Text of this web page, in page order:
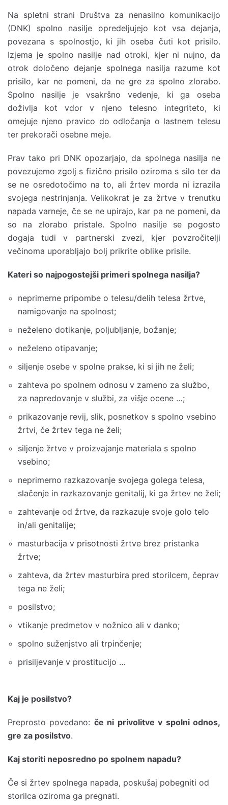
Na spletni strani Društva za nenasilno komunikacijo
(DNK) spolno nasilje opredeljujejo kot vsa dejanja,
povezana s spolnostjo, ki jih oseba čuti kot prisilo.
Izjema je spolno nasilje nad otroki, kjer ni nujno, da
otrok določeno dejanje spolnega nasilja razume kot
prisilo, kar ne pomeni, da ne gre za spolno zlorabo.
Spolno nasilje je vsakršno vedenje, ki ga oseba
doživlja kot vdor v njeno telesno integriteto, ki
omejuje njeno pravico do odločanja o lastnem telesu
ter prekorači osebne meje.
Prav tako pri DNK opozarjajo, da spolnega nasilja ne
povezujemo zgolj s fizično prisilo oziroma s silo ter da
se ne osredotočimo na to, ali žrtev morda ni izrazila
svojega nestrinjanja. Velikokrat je za žrtve v trenutku
napada varneje, če se ne upirajo, kar pa ne pomeni, da
so na zlorabo pristale. Spolno nasilje se pogosto
dogaja tudi v partnerski zvezi, kjer povzročitelji
večinoma uporabljajo bolj prikrite oblike prisile.
Kateri so najpogostejši primeri spolnega nasilja?
neprimerne pripombe o telesu/delih telesa žrtve,
namigovanje na spolnost;
neželeno dotikanje, poljubljanje, božanje;
neželeno otipavanje;
siljenje osebe v spolne prakse, ki si jih ne želi;
zahteva po spolnem odnosu v zameno za službo,
za napredovanje v službi, za višje ocene …;
prikazovanje revij, slik, posnetkov s spolno vsebino
žrtvi, če žrtev tega ne želi;
siljenje žrtve v proizvajanje materiala s spolno
vsebino;
neprimerno razkazovanje svojega golega telesa,
slačenje in razkazovanje genitalij, ki ga žrtev ne želi;
zahtevanje od žrtve, da razkazuje svoje golo telo
in/ali genitalije;
masturbacija v prisotnosti žrtve brez pristanka
žrtve;
zahteva, da žrtev masturbira pred storilcem, čeprav
tega ne želi;
posilstvo;
vtikanje predmetov v nožnico ali v danko;
spolno suženjstvo ali trpinčenje;
prisiljevanje v prostitucijo …
Kaj je posilstvo?
Preprosto povedano: če ni privolitve v spolni odnos,
gre za posilstvo.
Kaj storiti neposredno po spolnem napadu?
Če si žrtev spolnega napada, poskušaj pobegniti od
storilca oziroma ga pregnati.